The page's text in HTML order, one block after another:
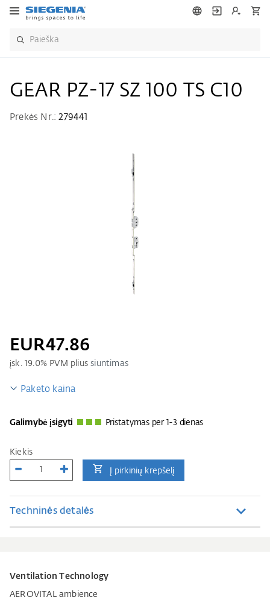
GEAR PZ-17 SZ 100 TS C10
Prekės Nr.:279441
EUR47.86
įsk. 19.0% PVM pliussiuntimas
Paketo kaina
Galimybė įsigyti Pristatymas per 1-3 dienas
Kiekis
Į pirkinių krepšelį
Techninės detalės
Ventilation Technology
AEROVITAL ambience